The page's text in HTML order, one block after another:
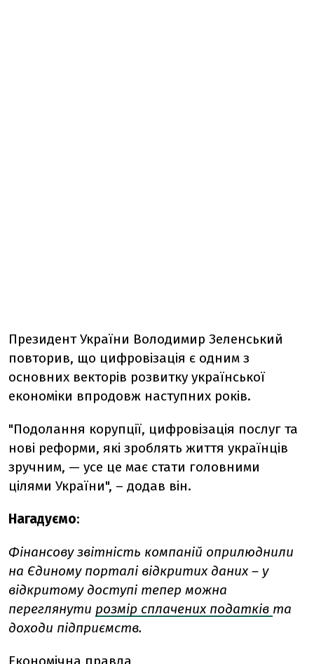
Президент України Володимир Зеленський
повторив, що цифровізація є одним з
основних векторів розвитку української
економіки впродовж наступних років.
"Подолання корупції, цифровізація послуг та
нові реформи, які зроблять життя українців
зручним, — усе це має стати головними
цілями України", – додав він.
Нагадуємо:
Фінансову звітність компаній оприлюднили
на Єдиному порталі відкритих даних – у
відкритому доступі тепер можна
переглянути розмір сплачених податків та
доходи підприємств.